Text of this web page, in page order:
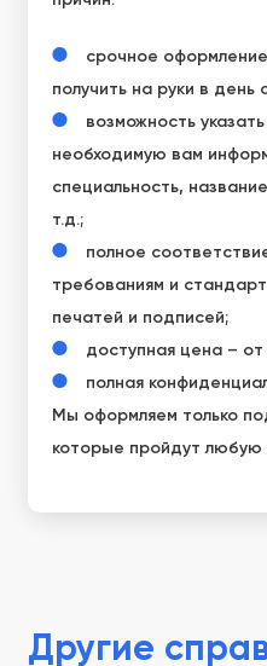
срочное
получить на руки в день
возможность
необходимую вам
специальность,
т.д.;
полное
требованиям и
печатей и подписей;
доступная цена –
полная
Мы оформляем только
которые пройдут любую
Другие